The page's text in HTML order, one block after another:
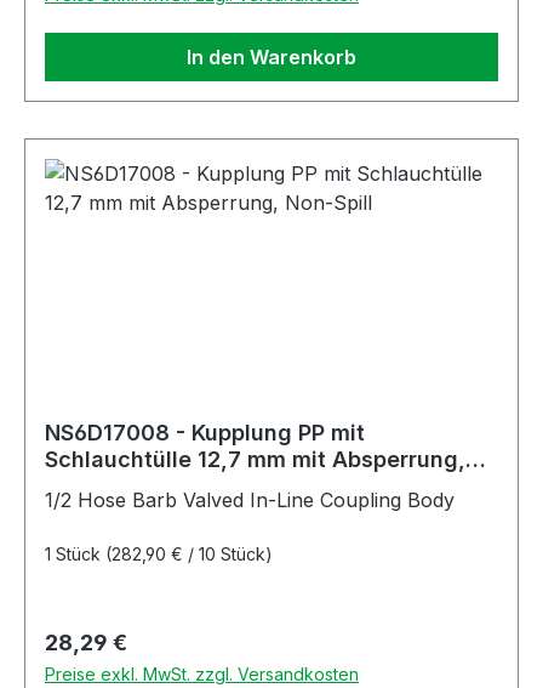
In den Warenkorb
NS6D17008 - Kupplung PP mit
Schlauchtülle 12,7 mm mit Absperrung,
1/2 Hose Barb Valved In-Line Coupling Body
1 Stück (282,90 € / 10 Stück)
Regulärer Preis:
28,29 €
Preise exkl. MwSt. zzgl. Versandkosten